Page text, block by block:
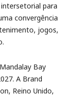
para
convergência
jogos,
Bay
A Brand
Reino Unido,